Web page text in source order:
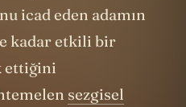
icad eden adamın
kadar etkili bir
ettiğini
sezgisel